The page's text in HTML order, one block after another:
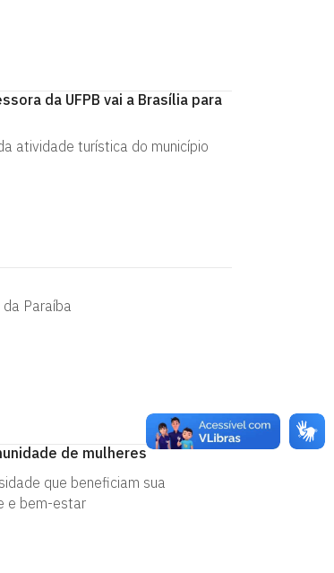
da UFPB vai a Brasília para
atividade turística do município
Paraíba
de mulheres
que beneficiam sua
e bem-estar